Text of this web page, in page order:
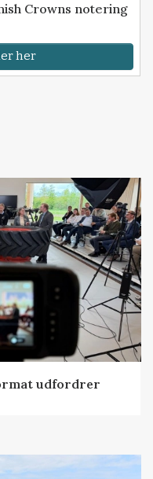
Crowns notering
her
udfordrer